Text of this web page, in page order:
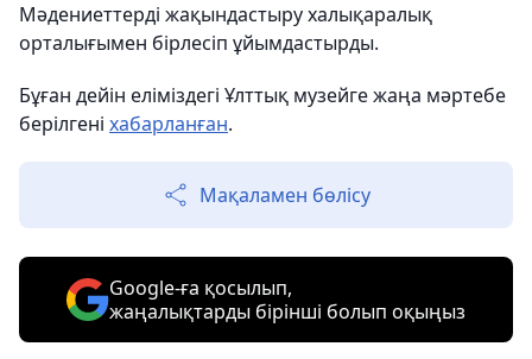
Мәдениеттерді жақындастыру халықаралық
орталығымен бірлесіп ұйымдастырды.
Бұған дейін еліміздегі Ұлттық музейге жаңа мәртебе
берілгені хабарланған.
Мақаламен бөлісу
Google-ға қосылып,
жаңалықтарды бірінші болып оқыңыз